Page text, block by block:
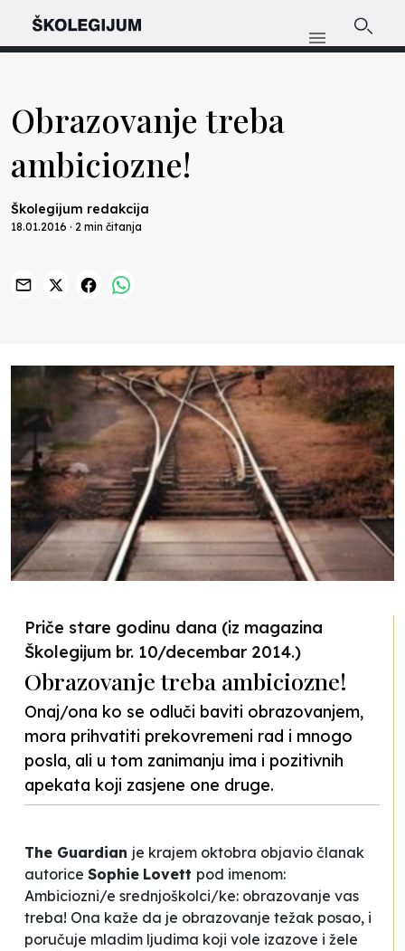
Obrazovanje treba
ambiciozne!
Školegijum redakcija
18.01.2016 · 2 min čitanja
Priče stare godinu dana (iz magazina
Školegijum br. 10/decembar 2014.)
Obrazovanje treba ambiciozne!
Onaj/ona ko se odluči baviti obrazovanjem,
mora prihvatiti prekovremeni rad i mnogo
posla, ali u tom zanimanju ima i pozitivnih
apekata koji zasjene one druge.
The Guardian je krajem oktobra objavio članak
autorice Sophie Lovett pod imenom:
Ambiciozni/e srednjoškolci/ke: obrazovanje vas
treba! Ona kaže da je obrazovanje težak posao, i
poručuje mladim ljudima koji vole izazove i žele